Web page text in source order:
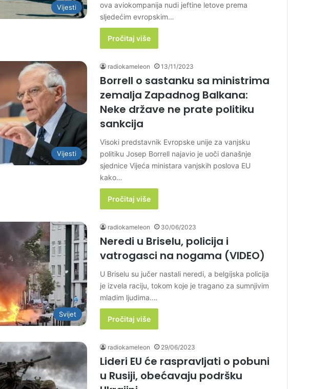
Vijesti
ova aviokompanija nudi jeftine letove prema
sljedećim evropskim…
Pročitaj više
Vijesti
radiokameleon 13/11/2023
Borrell o sastanku sa ministrima
zemalja Zapadnog Balkana:
Neke države ne prate politiku
sankcija
Visoki predstavnik Evropske unije za vanjsku
politiku Josep Borrell najavio je uoči današnje
sjednice Vijeća ministara vanjskih poslova EU
kako…
Pročitaj više
Svijet
radiokameleon 30/06/2023
Neredi u Briselu, policija i
vatrogasci na nogama (VIDEO)
U Briselu su jučer nastali neredi, a belgijska policija
je izvela raciju, tokom koje je tragano za sumnjivim
mladim ljudima.…
Pročitaj više
radiokameleon 29/06/2023
Lideri EU će raspravljati o pobuni
u Rusiji, obećavaju podršku